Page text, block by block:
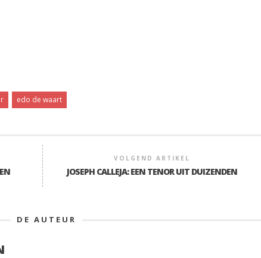
edo de waart
VOLGEND ARTIKEL
JOSEPH CALLEJA: EEN TENOR UIT DUIZENDEN
DE AUTEUR